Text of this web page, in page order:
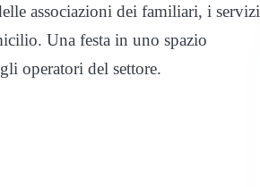
associazioni dei familiari, i servizi
Una festa in uno spazio
operatori del settore.